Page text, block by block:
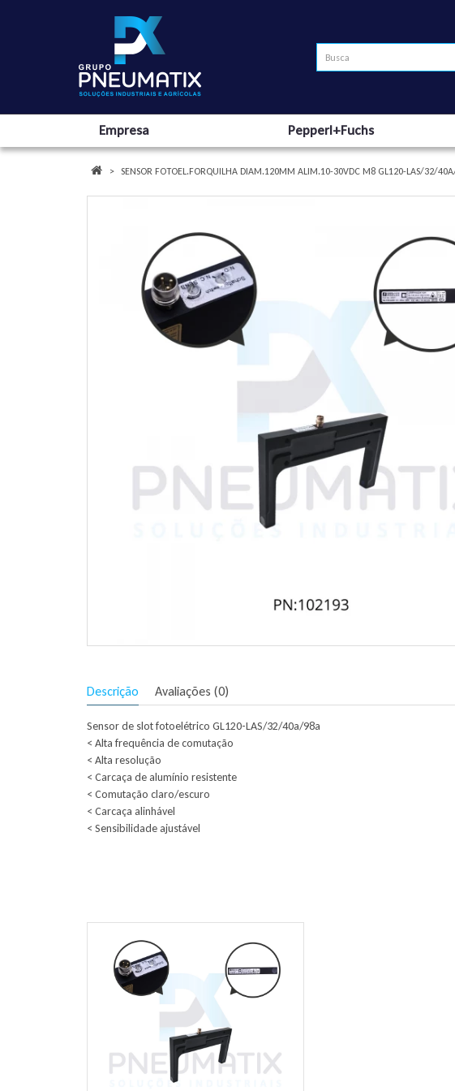
Empresa Pepperl+Fuchs
SENSOR FOTOEL.FORQUILHA DIAM.120MM ALIM.10-30VDC M8 GL120-LAS/32/
Descrição Avaliações (0)
Sensor de slot fotoelétrico GL120-LAS/32/40a/98a
< Alta frequência de comutação
< Alta resolução
< Carcaça de alumínio resistente
< Comutação claro/escuro
< Carcaça alinhável
< Sensibilidade ajustável